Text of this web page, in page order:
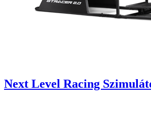
Next Level Racing